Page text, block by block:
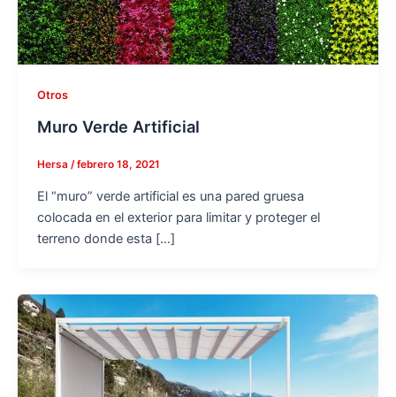
Otros
Muro Verde Artificial
Hersa /febrero 18, 2021
El “muro” verde artificial es una pared gruesa
colocada en el exterior para limitar y proteger el
terreno donde esta […]